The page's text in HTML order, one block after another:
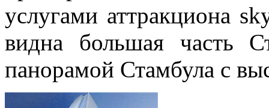
услугами аттракциона
видна большая часть
панорамой Стамбула с